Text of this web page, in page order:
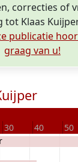
correcties of
Klaas
publicatie
graag van u!
30 40 50